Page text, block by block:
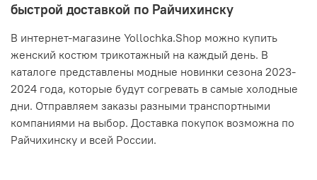
быстрой доставкой по Райчихинску
В интернет-магазине Yollochka.Shop можно купить
женский костюм трикотажный на каждый день. В
каталоге представлены модные новинки сезона 2023-
2024 года, которые будут согревать в самые холодные
дни. Отправляем заказы разными транспортными
компаниями на выбор. Доставка покупок возможна по
Райчихинску и всей России.